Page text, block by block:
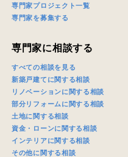
専門家プロジェクト一覧
専門家を募集する
専門家に相談する
すべての相談を見る
新築戸建てに関する相談
リノベーションに関する相談
部分リフォームに関する相談
土地に関する相談
資金・ローンに関する相談
インテリアに関する相談
その他に関する相談